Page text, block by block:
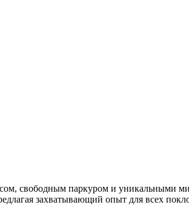
свободным паркуром и уникальными
захватывающий опыт для всех